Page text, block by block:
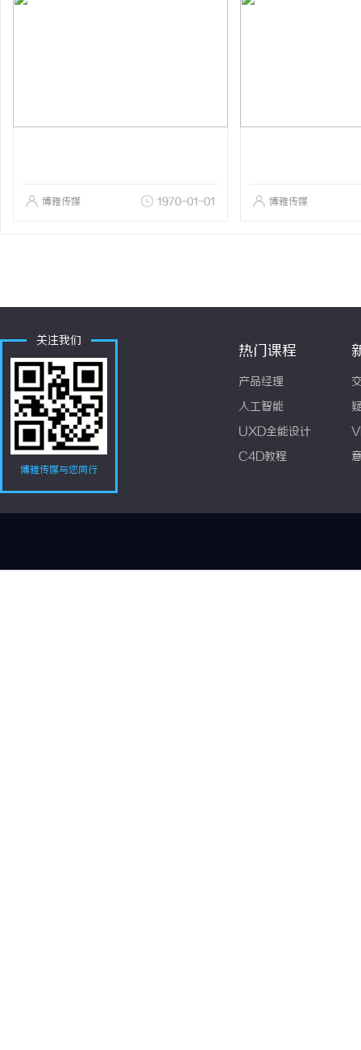
博雅传媒 1970-01-01 博雅传媒
关注我们
博雅传媒与您同行
热门课程
产品经理
人工智能
UXD全能设计
C4D教程